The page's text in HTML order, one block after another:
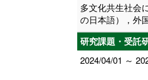
多文化共生社会
の日本語），外
研究課題・受託
2024/04/01 ～